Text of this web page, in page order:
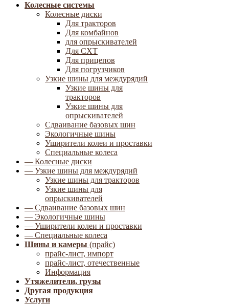
Колесные системы
Колесные диски
Для тракторов
Для комбайнов
для опрыскивателей
Для СХТ
Для прицепов
Для погрузчиков
Узкие шины для междурядий
Узкие шины для
тракторов
Узкие шины для
опрыскивателей
Сдваивание базовых шин
Экологичные шины
Уширители колеи и проставки
Специальные колеса
— Колесные диски
— Узкие шины для междурядий
Узкие шины для тракторов
Узкие шины для
опрыскивателей
— Сдваивание базовых шин
— Экологичные шины
— Уширители колеи и проставки
— Специальные колеса
Шины и камеры (прайс)
прайс-лист, импорт
прайс-лист, отечественные
Информация
Утяжелители, грузы
Другая продукция
Услуги